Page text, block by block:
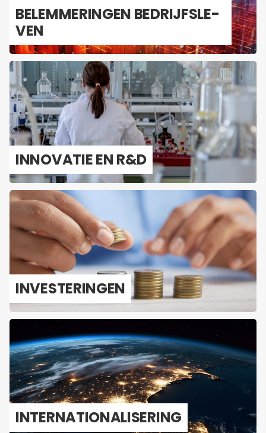
BE­LEM­ME­RIN­GEN BE­DRIJFS­LE­
VEN
IN­NO­VA­TIE EN R&D
IN­VES­TE­RIN­GEN
IN­TER­NA­TI­O­NA­LI­SE­RING